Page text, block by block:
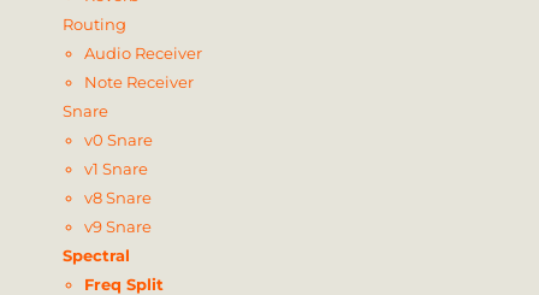
Routing
Audio Receiver
Note Receiver
Snare
v0 Snare
v1 Snare
v8 Snare
v9 Snare
Spectral
Freq Split